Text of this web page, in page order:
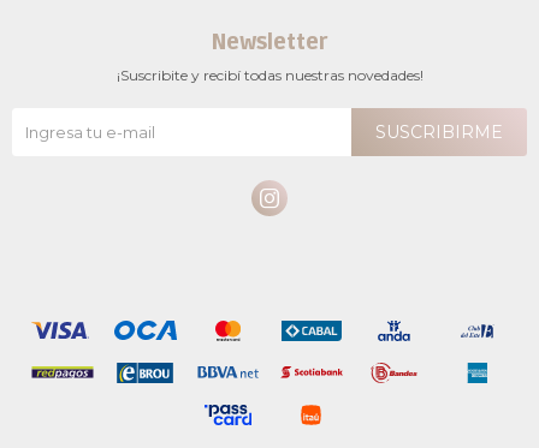
Newsletter
¡Suscribite y recibí todas nuestras novedades!
SUSCRIBIRME
